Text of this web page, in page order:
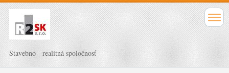
Stavebno - realitná spoločnosť